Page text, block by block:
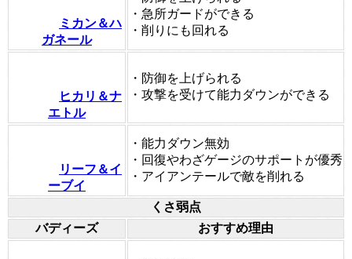
ミカン＆ハ
ガネール
・急所ガードができる
・削りにも回れる
ヒカリ＆ナ
エトル
・防御を上げられる
・攻撃を受けて能力ダウンができる
リーフ＆イ
ーブイ
・能力ダウン無効
・回復やわざゲージのサポートが優秀
・アイアンテールで敵を削れる
くさ弱点
バディーズ
おすすめ理由